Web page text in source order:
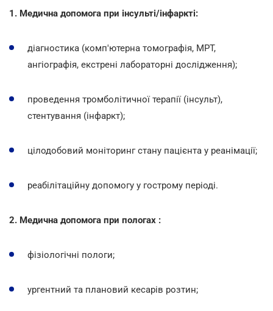
1. Медична допомога при інсульті/інфаркті:
діагностика (комп'ютерна томографія, МРТ,
ангіографія, екстрені лабораторні дослідження);
проведення тромболітичної терапії (інсульт),
стентування (інфаркт);
цілодобовий моніторинг стану пацієнта у реанімації;
реабілітаційну допомогу у гострому періоді.
2. Медична допомога при пологах :
фізіологічні пологи;
ургентний та плановий кесарів розтин;